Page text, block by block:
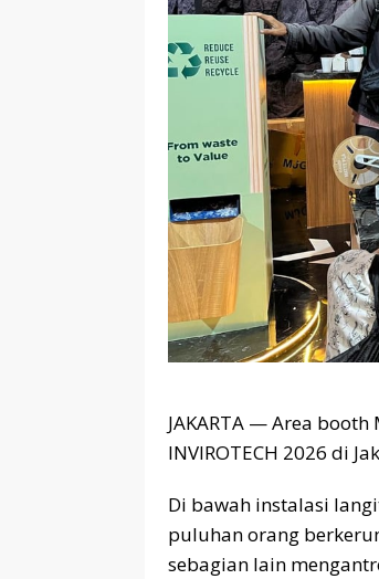
JAKARTA — Area
INVIROTECH 2026 di
Di bawah instalasi
puluhan orang
sebagian lain